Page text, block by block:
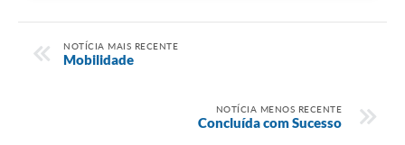
NOTÍCIA MAIS RECENTE
Mobilidade
NOTÍCIA MENOS RECENTE
Concluída com Sucesso